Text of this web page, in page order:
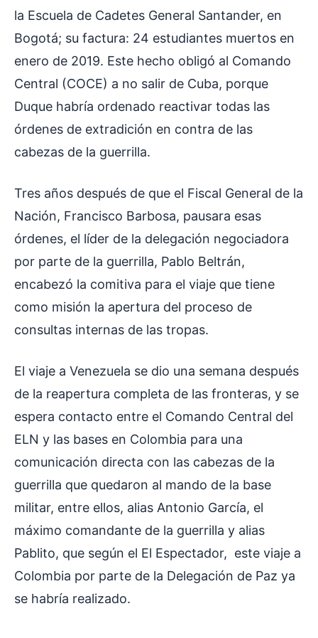
la Escuela de Cadetes General Santander, en
Bogotá; su factura: 24 estudiantes muertos en
enero de 2019. Este hecho obligó al Comando
Central (COCE) a no salir de Cuba, porque
Duque habría ordenado reactivar todas las
órdenes de extradición en contra de las
cabezas de la guerrilla.
Tres años después de que el Fiscal General de la
Nación, Francisco Barbosa, pausara esas
órdenes, el líder de la delegación negociadora
por parte de la guerrilla, Pablo Beltrán,
encabezó la comitiva para el viaje que tiene
como misión la apertura del proceso de
consultas internas de las tropas.
El viaje a Venezuela se dio una semana después
de la reapertura completa de las fronteras, y se
espera contacto entre el Comando Central del
ELN y las bases en Colombia para una
comunicación directa con las cabezas de la
guerrilla que quedaron al mando de la base
militar, entre ellos, alias Antonio García, el
máximo comandante de la guerrilla y alias
Pablito, que según el El Espectador, este viaje a
Colombia por parte de la Delegación de Paz ya
se habría realizado.